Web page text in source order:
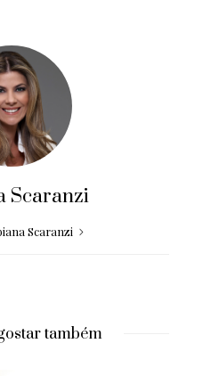
Scaranzi
Scaranzi
também